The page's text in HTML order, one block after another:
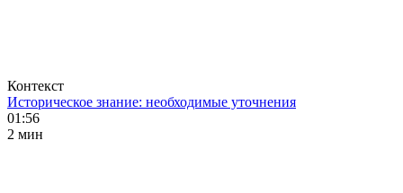
Контекст
Историческое знание: необходимые уточнения
01:56
2 мин